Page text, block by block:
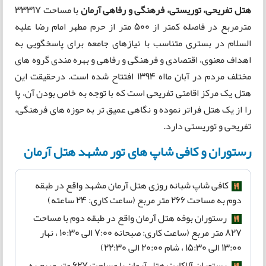
هتل تفریحی، توریستی، فرهنگی و رفاهی آرمان
با مساحت 33317
مترمربع در فاصله کمتر از 500 متر از حرم مطهر امام رضا علیه
السلام در بستری متناسب با نیازهای جامعه برای پاسخگویی به
اهداف معنوی، اقتصادی و فرهنگی و رفاهی و بهره مندی گروه های
مختلف مردم در آبان مااه 1394 افتتاح شده است. درحقیقت این
هتل یک مرکز اقامتی تفریحی است که با توجه به خاص بودن آن، پا
را از یک هتل فراتر نموده و نگاهی عمیق تر به حوزه های فرهنگی،
تفریحی و توریستی دارد.
رستوران و کافی شاپ های تور مشهد هتل آرمان
کافی شاپ شبانه روزی هتل آرمان مشهد واقع در طبقه
دوم به مساحت 266 متر مربع (ساعت کاری: 24 ساعته)
رستوران بوفه هتل آرمان واقع در طبقه دوم با مساحت
827 متر مربع (ساعت کاری: صبحانه 7:00 الی 10:30 ، نهار
13:00 الی 15:30 ، شام 20:00 الی 22:30)